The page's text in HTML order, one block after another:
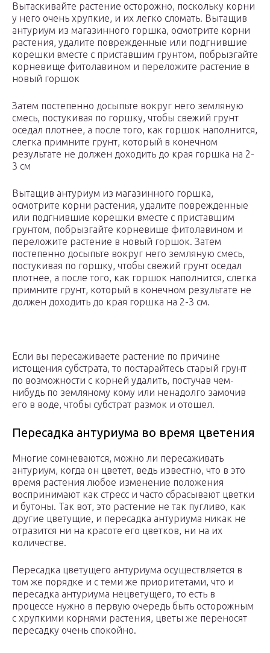
Вытаскивайте растение осторожно, поскольку корни
у него очень хрупкие, и их легко сломать. Вытащив
антуриум из магазинного горшка, осмотрите корни
растения, удалите поврежденные или подгнившие
корешки вместе с приставшим грунтом, побрызгайте
корневище фитолавином и переложите растение в
новый горшок
Затем постепенно досыпьте вокруг него земляную
смесь, постукивая по горшку, чтобы свежий грунт
оседал плотнее, а после того, как горшок наполнится,
слегка примните грунт, который в конечном
результате не должен доходить до края горшка на 2-
3 см
Вытащив антуриум из магазинного горшка,
осмотрите корни растения, удалите поврежденные
или подгнившие корешки вместе с приставшим
грунтом, побрызгайте корневище фитолавином и
переложите растение в новый горшок. Затем
постепенно досыпьте вокруг него земляную смесь,
постукивая по горшку, чтобы свежий грунт оседал
плотнее, а после того, как горшок наполнится, слегка
примните грунт, который в конечном результате не
должен доходить до края горшка на 2-3 см.
Если вы пересаживаете растение по причине
истощения субстрата, то постарайтесь старый грунт
по возможности с корней удалить, постучав чем-
нибудь по земляному кому или ненадолго замочив
его в воде, чтобы субстрат размок и отошел.
Пересадка антуриума во время цветения
Многие сомневаются, можно ли пересаживать
антуриум, когда он цветет, ведь известно, что в это
время растения любое изменение положения
воспринимают как стресс и часто сбрасывают цветки
и бутоны. Так вот, это растение не так пугливо, как
другие цветущие, и пересадка антуриума никак не
отразится ни на красоте его цветков, ни на их
количестве.
Пересадка цветущего антуриума осуществляется в
том же порядке и с теми же приоритетами, что и
пересадка антуриума нецветущего, то есть в
процессе нужно в первую очередь быть осторожным
с хрупкими корнями растения, цветы же переносят
пересадку очень спокойно.